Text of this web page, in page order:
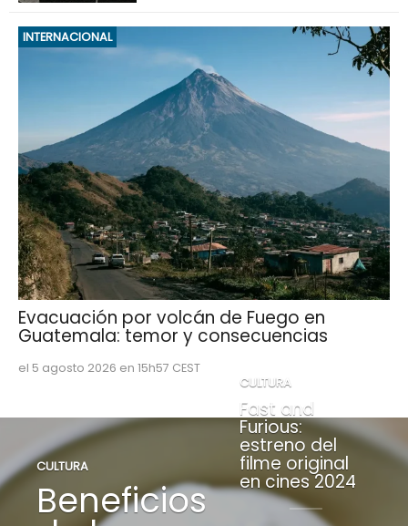
INTERNACIONAL
Evacuación por volcán de Fuego en
Guatemala: temor y consecuencias
el 5 agosto 2026 en 15h57 CEST
CULTURA
Beneficios
CULTURA
Fast and
Furious:
estreno del
filme original
en cines 2024